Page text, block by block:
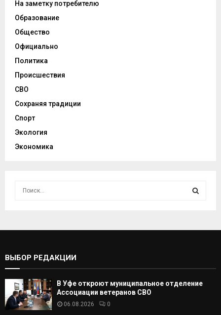
На заметку потребителю
Образование
Общество
Официально
Политика
Происшествия
СВО
Сохраняя традиции
Спорт
Экология
Экономика
С
А
ВЫБОР РЕДАКЦИИ
В Уфе откроют муниципальное отделение
Ассоциации ветеранов СВО
06.08.2026 0